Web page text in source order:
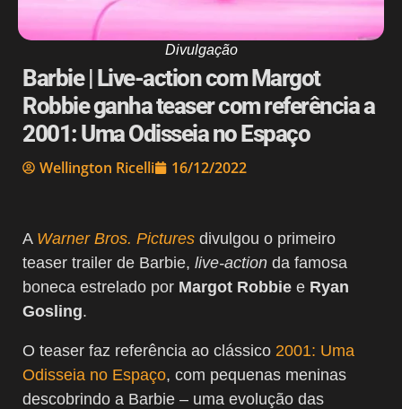
Divulgação
Barbie | Live-action com Margot
Robbie ganha teaser com referência a
2001: Uma Odisseia no Espaço
Wellington Ricelli 16/12/2022
A Warner Bros. Pictures divulgou o primeiro
teaser trailer de Barbie, live-action da famosa
boneca estrelado por Margot Robbie e Ryan
Gosling.
O teaser faz referência ao clássico 2001: Uma
Odisseia no Espaço, com pequenas meninas
descobrindo a Barbie – uma evolução das